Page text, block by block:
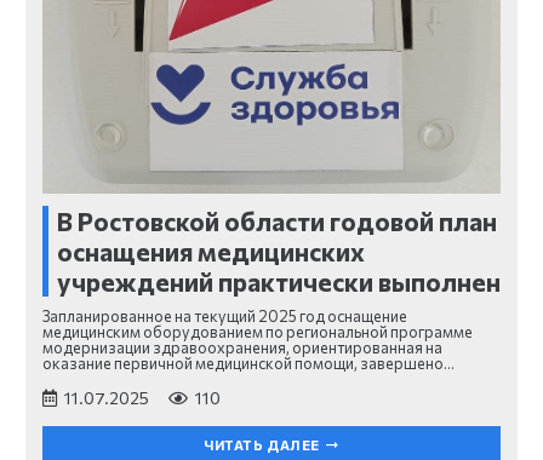
В Ростовской области годовой план
оснащения медицинских
учреждений практически выполнен
Запланированное на текущий 2025 год оснащение
медицинским оборудованием по региональной программе
модернизации здравоохранения, ориентированная на
оказание первичной медицинской помощи, завершено…
11.07.2025 110
ЧИТАТЬ ДАЛЕЕ